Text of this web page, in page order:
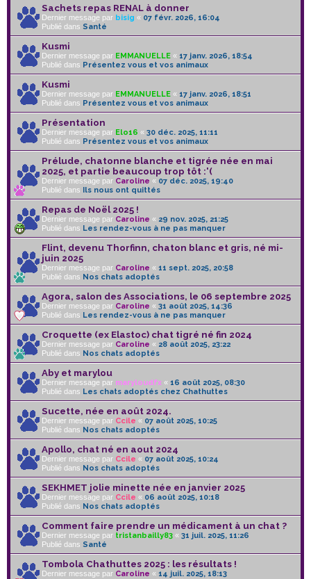
Sachets repas RENAL à donner
Dernier message par bisig « 07 févr. 2026, 16:04
Publié dans Santé
Kusmi
Dernier message par EMMANUELLE « 17 janv. 2026, 18:54
Publié dans Présentez vous et vos animaux
Kusmi
Dernier message par EMMANUELLE « 17 janv. 2026, 18:51
Publié dans Présentez vous et vos animaux
Présentation
Dernier message par Elo16 « 30 déc. 2025, 11:11
Publié dans Présentez vous et vos animaux
Prélude, chatonne blanche et tigrée née en mai
2025, et partie beaucoup trop tôt :'(
Dernier message par Caroline « 07 déc. 2025, 19:40
Publié dans Ils nous ont quittés
Repas de Noël 2025 !
Dernier message par Caroline « 29 nov. 2025, 21:25
Publié dans Les rendez-vous à ne pas manquer
Flint, devenu Thorfinn, chaton blanc et gris, né mi-
juin 2025
Dernier message par Caroline « 11 sept. 2025, 20:58
Publié dans Nos chats adoptés
Agora, salon des Associations, le 06 septembre 2025
Dernier message par Caroline « 31 août 2025, 14:36
Publié dans Les rendez-vous à ne pas manquer
Croquette (ex Elastoc) chat tigré né fin 2024
Dernier message par Caroline « 28 août 2025, 23:22
Publié dans Nos chats adoptés
Aby et marylou
Dernier message par maryloudfx « 16 août 2025, 08:30
Publié dans Les chats adoptés chez Chathuttes
Sucette, née en août 2024.
Dernier message par Ccile « 07 août 2025, 10:25
Publié dans Nos chats adoptés
Apollo, chat né en aout 2024
Dernier message par Ccile « 07 août 2025, 10:24
Publié dans Nos chats adoptés
SEKHMET jolie minette née en janvier 2025
Dernier message par Ccile « 06 août 2025, 10:18
Publié dans Nos chats adoptés
Comment faire prendre un médicament à un chat ?
Dernier message par tristanbailly83 « 31 juil. 2025, 11:26
Publié dans Santé
Tombola Chathuttes 2025 : les résultats !
Dernier message par Caroline « 14 juil. 2025, 18:13